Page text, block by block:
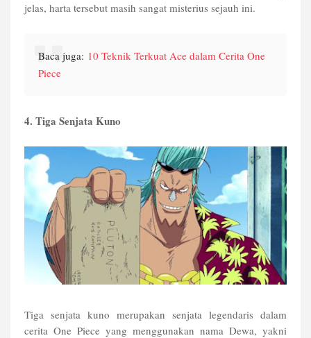
jelas, harta tersebut masih sangat misterius sejauh ini.
Baca juga: 10 Teknik Terkuat Ace dalam Cerita One
Piece
4. Tiga Senjata Kuno
Tiga senjata kuno merupakan senjata legendaris dalam
cerita One Piece yang menggunakan nama Dewa, yakni